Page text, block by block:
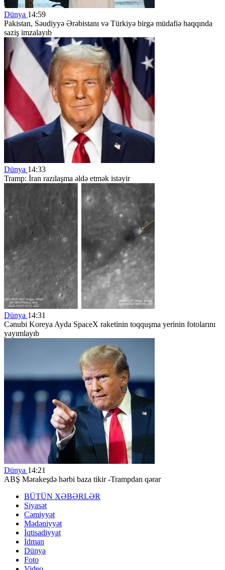
Dünya 14:59
Pakistan, Səudiyyə Ərəbistanı və Türkiyə birgə müdafiə haqqında
saziş imzalayıb
Dünya 14:33
Tramp: İran razılaşma əldə etmək istəyir
Dünya 14:31
Cənubi Koreya Ayda SpaceX raketinin toqquşma yerinin fotolarını
yayımlayıb
Dünya 14:21
ABŞ Mərakeşdə hərbi baza tikir -Trampdan qərar
BÜTÜN XƏBƏRLƏR
Siyasət
Cəmiyyət
Mədəniyyət
İqtisadiyyat
İdman
Dünya
Foto